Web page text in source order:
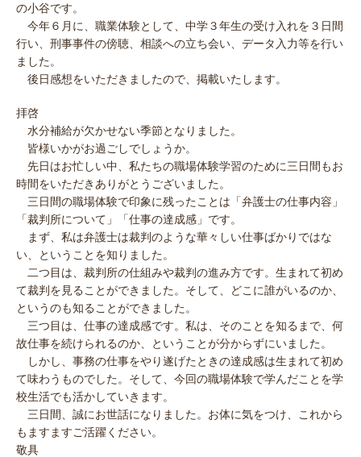
の小谷です。
今年６月に、職業体験として、中学３年生の受け入れを３日間
行い、刑事事件の傍聴、相談への立ち会い、データ入力等を行い
ました。
後日感想をいただきましたので、掲載いたします。
拝啓
水分補給が欠かせない季節となりました。
皆様いかがお過ごしでしょうか。
先日はお忙しい中、私たちの職場体験学習のために三日間もお
時間をいただきありがとうございました。
三日間の職場体験で印象に残ったことは「弁護士の仕事内容」
「裁判所について」「仕事の達成感」です。
まず、私は弁護士は裁判のような華々しい仕事ばかりではな
い、ということを知りました。
二つ目は、裁判所の仕組みや裁判の進み方です。生まれて初め
て裁判を見ることができました。そして、どこに誰がいるのか、
というのも知ることができました。
三つ目は、仕事の達成感です。私は、そのことを知るまで、何
故仕事を続けられるのか、ということが分からずにいました。
しかし、事務の仕事をやり遂げたときの達成感は生まれて初め
て味わうものでした。そして、今回の職場体験で学んだことを学
校生活でも活かしていきます。
三日間、誠にお世話になりました。お体に気をつけ、これから
もますますご活躍ください。
敬具